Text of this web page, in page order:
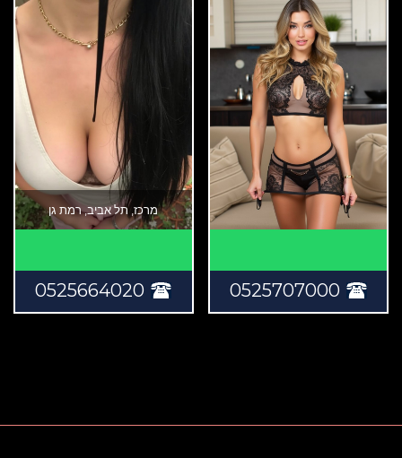
0525707000
מרכז, תל אביב, רמת גן
0525664020